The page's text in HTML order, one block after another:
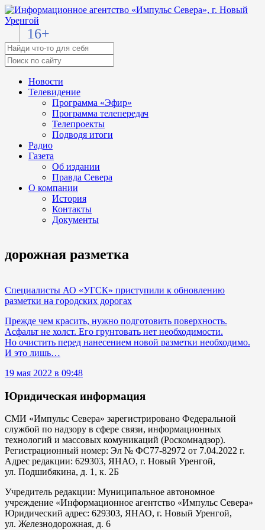
16+
Новости
Телевидение
Программа «Эфир»
Программа телепередач
Телепроекты
Подводя итоги
Радио
Газета
Об издании
Правда Севера
О компании
История
Контакты
Документы
дорожная разметка
Специалисты АО «УГСК» приступили к обновлению
разметки на городских дорогах
Прежде чем красить, нужно подготовить поверхность.
Асфальт не холст. Его грунтовать нет необходимости.
Но очистить перед нанесением новой разметки необходимо.
И это лишь…
19 мая 2022 в 09:48
Юридическая информация
СМИ «Импульс Севера» зарегистрировано Федеральной
службой по надзору в сфере связи, информационных
технологий и массовых комуникаций (Роскомнадзор).
Регистрационный номер: Эл № ФС77-82972 от 7.04.2022 г.
Адрес редакции: 629303, ЯНАО, г. Новый Уренгой,
ул. Подшибякина, д. 1, к. 2Б
Учредитель редакции: Муниципальное автономное
учреждение «Информационное агентство «Импульс Севера»
Юридический адрес: 629303, ЯНАО, г. Новый Уренгой,
ул. Железнодорожная, д. 6